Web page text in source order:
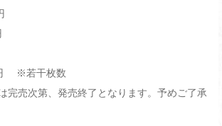
※若干枚数
完売次第、発売終了となります。予めご了承